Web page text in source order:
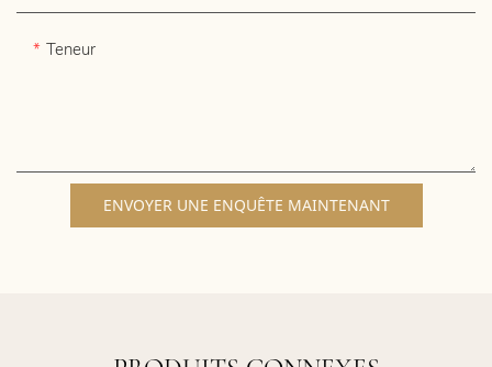
Teneur
ENVOYER UNE ENQUÊTE MAINTENANT